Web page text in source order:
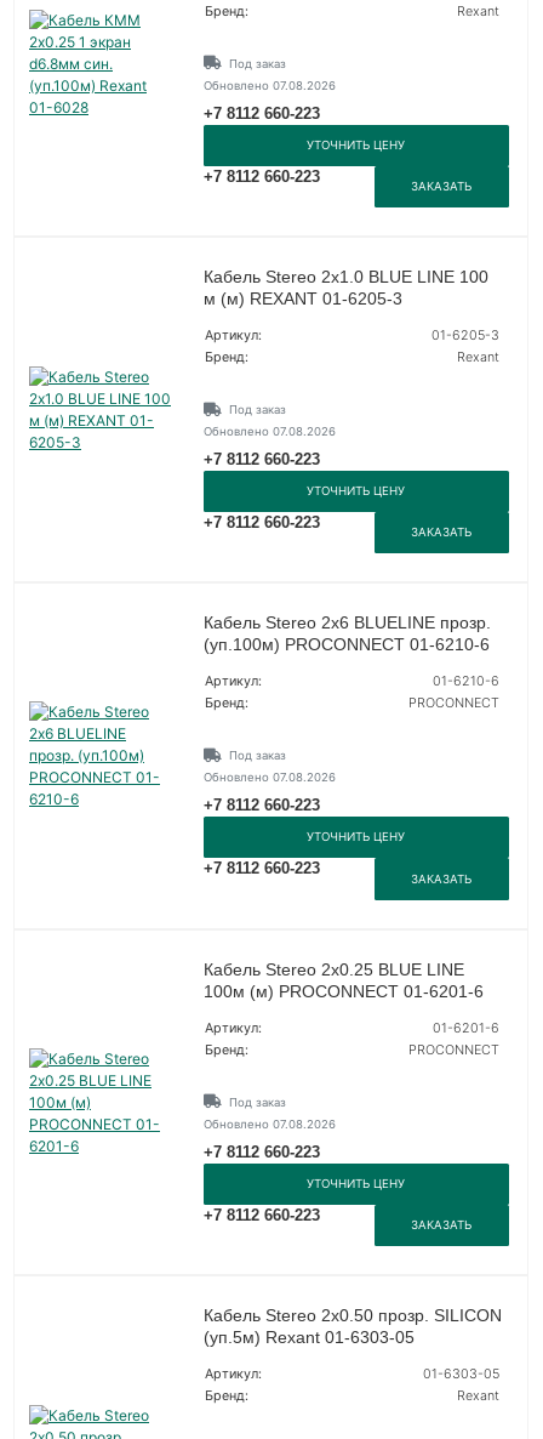
Бренд: Rexant
Под заказ
Обновлено 07.08.2026
+7 8112 660-223
УТОЧНИТЬ ЦЕНУ
+7 8112 660-223
ЗАКАЗАТЬ
Кабель Stereo 2х1.0 BLUE LINE 100
м (м) REXANT 01-6205-3
Артикул:
01-6205-3
Бренд:
Rexant
Под заказ
Обновлено 07.08.2026
+7 8112 660-223
УТОЧНИТЬ ЦЕНУ
+7 8112 660-223
ЗАКАЗАТЬ
Кабель Stereo 2х6 BLUELINE прозр.
(уп.100м) PROCONNECT 01-6210-6
Артикул:
01-6210-6
Бренд:
PROCONNECT
Под заказ
Обновлено 07.08.2026
+7 8112 660-223
УТОЧНИТЬ ЦЕНУ
+7 8112 660-223
ЗАКАЗАТЬ
Кабель Stereo 2х0.25 BLUE LINE
100м (м) PROCONNECT 01-6201-6
Артикул:
01-6201-6
Бренд:
PROCONNECT
Под заказ
Обновлено 07.08.2026
+7 8112 660-223
УТОЧНИТЬ ЦЕНУ
+7 8112 660-223
ЗАКАЗАТЬ
Кабель Stereo 2х0.50 прозр. SILICON
(уп.5м) Rexant 01-6303-05
Артикул:
01-6303-05
Бренд:
Rexant